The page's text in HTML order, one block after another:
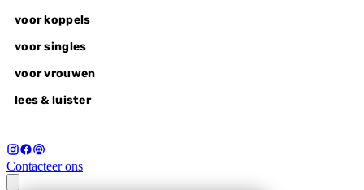
voor koppels
voor singles
voor vrouwen
lees & luister
Contacteer ons